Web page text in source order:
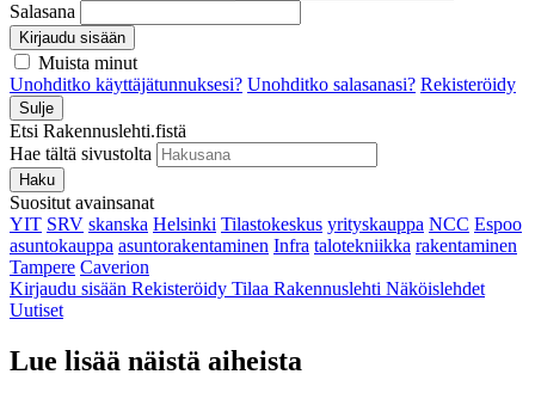
Salasana
Kirjaudu sisään
Muista minut
Unohditko käyttäjätunnuksesi? Unohditko salasanasi? Rekisteröidy
Sulje
Etsi Rakennuslehti.fistä
Hae tältä sivustolta
Haku
Suositut avainsanat
YIT SRV skanska Helsinki Tilastokeskus yrityskauppa NCC Espoo
asuntokauppa asuntorakentaminen Infra talotekniikka rakentaminen
Tampere Caverion
Kirjaudu sisään Rekisteröidy Tilaa Rakennuslehti Näköislehdet
Uutiset
Lue lisää näistä aiheista